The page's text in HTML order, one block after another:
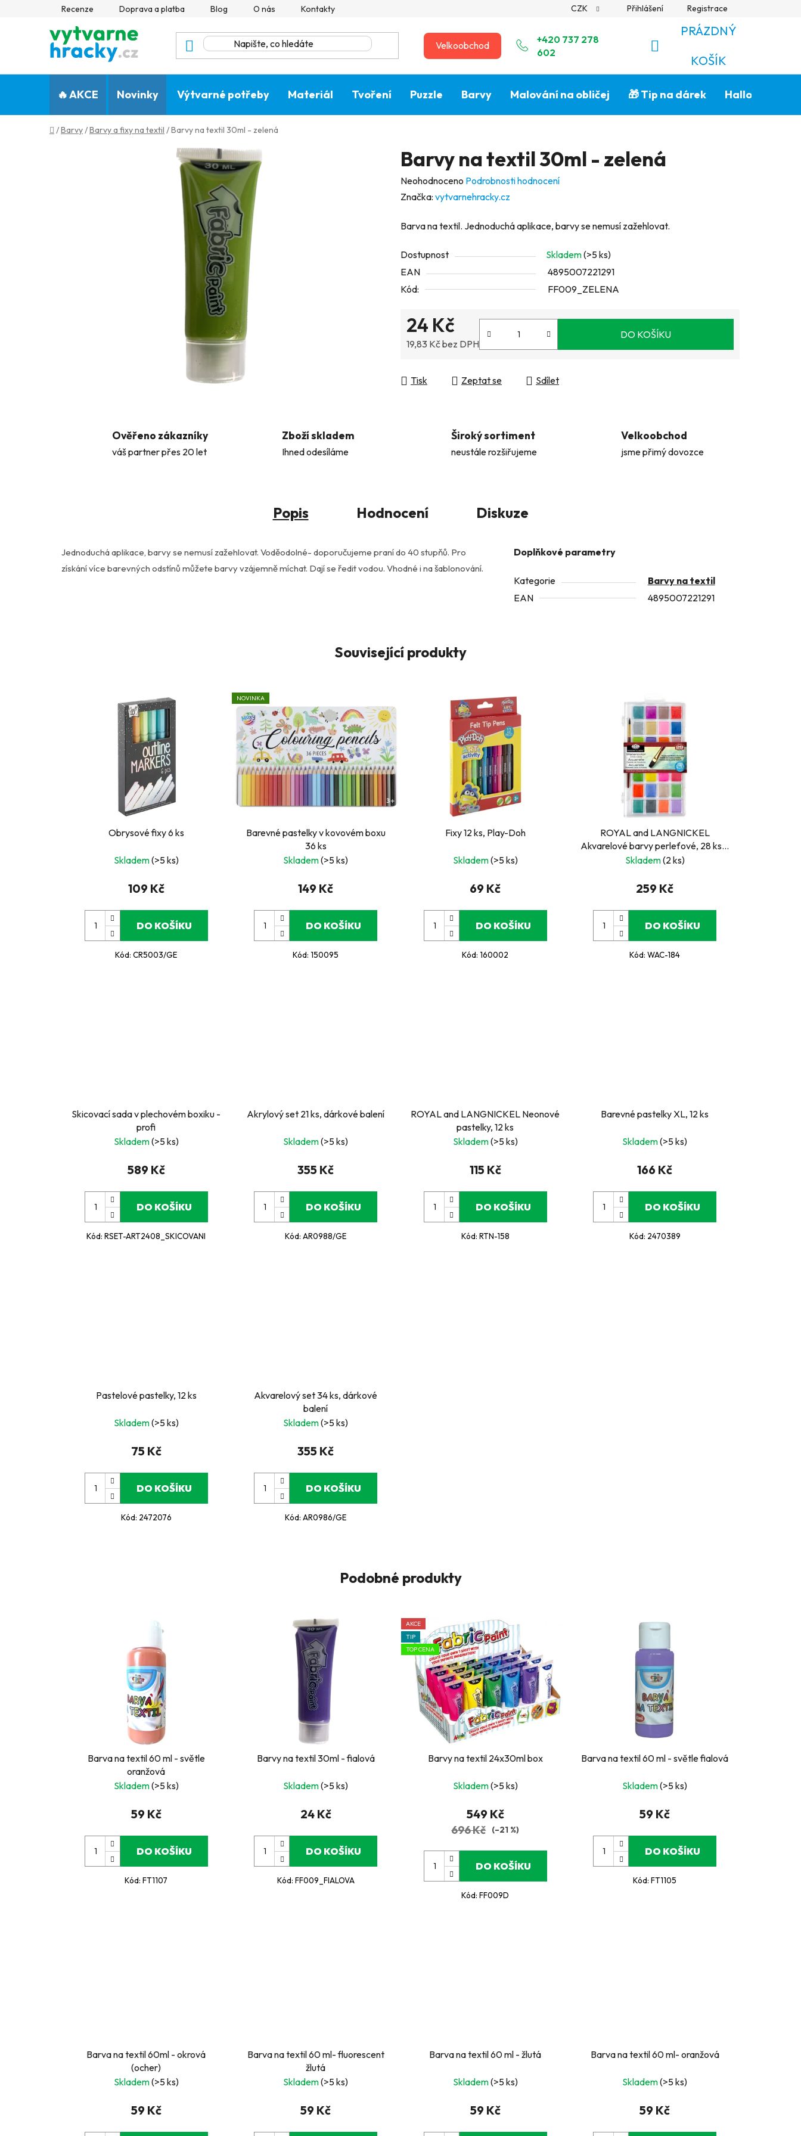
Recenze Doprava a platba Blog O nás Kontakty CZK Přihlášení Registrace
Velkoobchod
+420 737 278
602
NÁKUPNÍ
KOŠÍK
PRÁZDNÝ
KOŠÍK
🔥 AKCE Novinky Výtvarné potřeby Materiál Tvoření Puzzle Barvy Malování na obličej 🎁 Tip na dárek Halloween🎃
Domů
/Barvy/Barvy a fixy na textil /Barvy na textil 30ml - zelená
Barvy na textil 30ml - zelená
Průměrné
hodnocení
je
z
5
hvězdiček.
Neohodnoceno Podrobnosti hodnocení
Značka: vytvarnehracky.cz
Barva na textil. Jednoduchá aplikace, barvy se nemusí zažehlovat.
Dostupnost Skladem(>5 ks)
EAN
4895007221291
Kód:
FF009_ZELENA
24 Kč
19,83 Kč bez DPH
DO KOŠÍKU
Tisk Zeptat se Sdílet
Ověřeno zákazníky
váš partner přes 20 let
Zboží skladem
Ihned odesíláme
Široký sortiment
neustále rozšiřujeme
Velkoobchod
jsme přimý dovozce
Popis Hodnocení Diskuze
Jednoduchá aplikace, barvy se nemusí zažehlovat. Voděodolné- doporučujeme praní do 40 stupňů. Pro
získání více barevných odstínů můžete barvy vzájemně míchat. Dají se ředit vodou. Vhodné i na šablonování.
Doplňkové parametry
Kategorie
Barvy na textil
EAN
4895007221291
Související produkty
Obrysové fixy 6 ks
Skladem(>5 ks)
109 Kč
DO KOŠÍKU
Kód:CR5003/GE
NOVINKA
Barevné pastelky v kovovém boxu
36 ks
Skladem(>5 ks)
149 Kč
DO KOŠÍKU
Kód:150095
Fixy 12 ks, Play-Doh
Skladem(>5 ks)
69 Kč
DO KOŠÍKU
Kód:160002
ROYAL and LANGNICKEL
Akvarelové barvy perleťové, 28 ks +
štětec
Skladem(2 ks)
259 Kč
DO KOŠÍKU
Kód:WAC-184
Skicovací sada v plechovém boxiku -
profi
Skladem(>5 ks)
589 Kč
DO KOŠÍKU
Kód:RSET-ART2408_SKICOVANI
Akrylový set 21 ks, dárkové balení
Skladem(>5 ks)
355 Kč
DO KOŠÍKU
Kód:AR0988/GE
ROYAL and LANGNICKEL Neonové
pastelky, 12 ks
Skladem(>5 ks)
115 Kč
DO KOŠÍKU
Kód: RTN-158
Barevné pastelky XL, 12 ks
Skladem(>5 ks)
166 Kč
DO KOŠÍKU
Kód: 2470389
Pastelové pastelky, 12 ks
Skladem(>5 ks)
75 Kč
DO KOŠÍKU
Kód: 2472076
Akvarelový set 34 ks, dárkové
balení
Skladem(>5 ks)
355 Kč
DO KOŠÍKU
Kód:AR0986/GE
Podobné produkty
Barva na textil 60 ml - světle
oranžová
Skladem(>5 ks)
59 Kč
DO KOŠÍKU
Kód:FT1107
Barvy na textil 30ml - fialová
Skladem(>5 ks)
24 Kč
DO KOŠÍKU
Kód: FF009_FIALOVA
AKCE
TIP
TOP CENA
Barvy na textil 24x30ml box
Skladem(>5 ks)
549 Kč
696 Kč (–21 %)
DO KOŠÍKU
Kód:FF009D
Barva na textil 60 ml - světle fialová
Skladem(>5 ks)
59 Kč
DO KOŠÍKU
Kód:FT1105
Barva na textil 60ml - okrová
(ocher)
Skladem(>5 ks)
59 Kč
Barva na textil 60 ml- fluorescent
žlutá
Skladem(>5 ks)
59 Kč
Barva na textil 60 ml - žlutá
Skladem(>5 ks)
59 Kč
Barva na textil 60 ml- oranžová
Skladem(>5 ks)
59 Kč